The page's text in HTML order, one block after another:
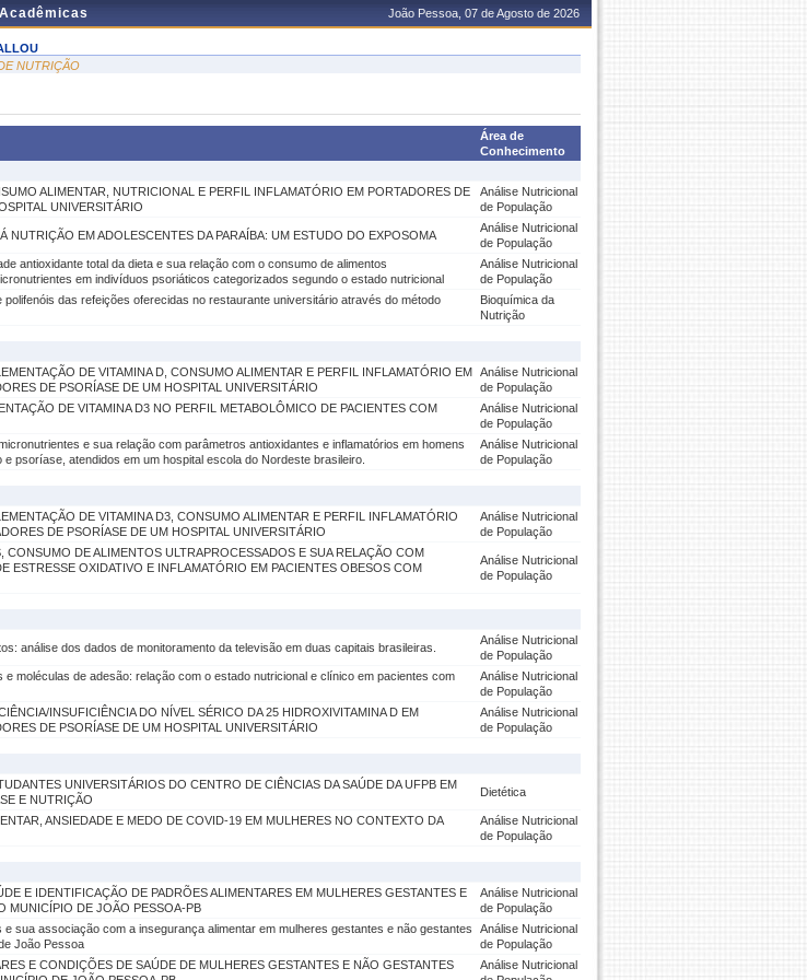
João Pessoa, 07 de Agosto de 2026
NUTRIÇÃO
Área de
Conhecimento
ALIMENTAR, NUTRICIONAL E PERFIL INFLAMATÓRIO EM PORTADORES DE
UNIVERSITÁRIO
Análise Nutricional
de População
NUTRIÇÃO EM ADOLESCENTES DA PARAÍBA: UM ESTUDO DO EXPOSOMA
Análise Nutricional
de População
antioxidante total da dieta e sua relação com o consumo de alimentos
em indivíduos psoriáticos categorizados segundo o estado nutricional
Análise Nutricional
de População
polifenóis das refeições oferecidas no restaurante universitário através do método
Bioquímica da
Nutrição
DE VITAMINA D, CONSUMO ALIMENTAR E PERFIL INFLAMATÓRIO EM
DE PSORÍASE DE UM HOSPITAL UNIVERSITÁRIO
Análise Nutricional
de População
DE VITAMINA D3 NO PERFIL METABOLÔMICO DE PACIENTES COM
Análise Nutricional
de População
e sua relação com parâmetros antioxidantes e inflamatórios em homens
psoríase, atendidos em um hospital escola do Nordeste brasileiro.
Análise Nutricional
de População
DE VITAMINA D3, CONSUMO ALIMENTAR E PERFIL INFLAMATÓRIO
DE PSORÍASE DE UM HOSPITAL UNIVERSITÁRIO
Análise Nutricional
de População
CONSUMO DE ALIMENTOS ULTRAPROCESSADOS E SUA RELAÇÃO COM
ESTRESSE OXIDATIVO E INFLAMATÓRIO EM PACIENTES OBESOS COM
Análise Nutricional
de População
análise dos dados de monitoramento da televisão em duas capitais brasileiras.
Análise Nutricional
de População
e moléculas de adesão: relação com o estado nutricional e clínico em pacientes com
Análise Nutricional
de População
INSUFICIÊNCIA DO NÍVEL SÉRICO DA 25 HIDROXIVITAMINA D EM
DE PSORÍASE DE UM HOSPITAL UNIVERSITÁRIO
Análise Nutricional
de População
UNIVERSITÁRIOS DO CENTRO DE CIÊNCIAS DA SAÚDE DA UFPB EM
E NUTRIÇÃO
Dietética
ANSIEDADE E MEDO DE COVID-19 EM MULHERES NO CONTEXTO DA
Análise Nutricional
de População
E IDENTIFICAÇÃO DE PADRÕES ALIMENTARES EM MULHERES GESTANTES E
MUNICÍPIO DE JOÃO PESSOA-PB
Análise Nutricional
de População
e sua associação com a insegurança alimentar em mulheres gestantes e não gestantes
João Pessoa
Análise Nutricional
de População
E CONDIÇÕES DE SAÚDE DE MULHERES GESTANTES E NÃO GESTANTES
Análise Nutricional